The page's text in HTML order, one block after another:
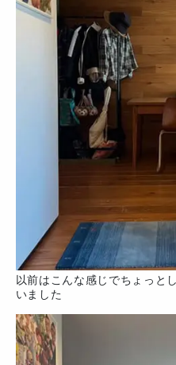
以前はこんな感じでちょっと
いました